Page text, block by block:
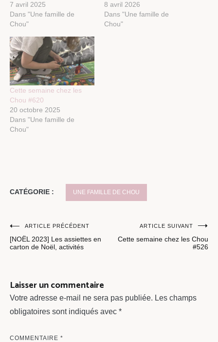
7 avril 2025
Dans "Une famille de
Chou"
8 avril 2026
Dans "Une famille de
Chou"
Cette semaine chez les
Chou #620
20 octobre 2025
Dans "Une famille de
Chou"
CATÉGORIE : UNE FAMILLE DE CHOU
Navigation
de
ARTICLE PRÉCÉDENT
[NOËL 2023] Les assiettes en
carton de Noël, activités
ARTICLE SUIVANT
Cette semaine chez les Chou
#526
Laisser un commentaire
Votre adresse e-mail ne sera pas publiée. Les champs
obligatoires sont indiqués avec *
COMMENTAIRE *